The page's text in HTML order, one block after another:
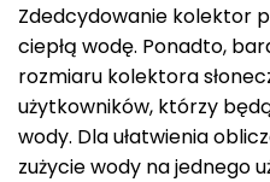
Zdedcydowanie kolektor
ciepłą wodę. Ponadto,
rozmiaru kolektora
użytkowników, którzy
wody. Dla ułatwienia
zużycie wody na jednego